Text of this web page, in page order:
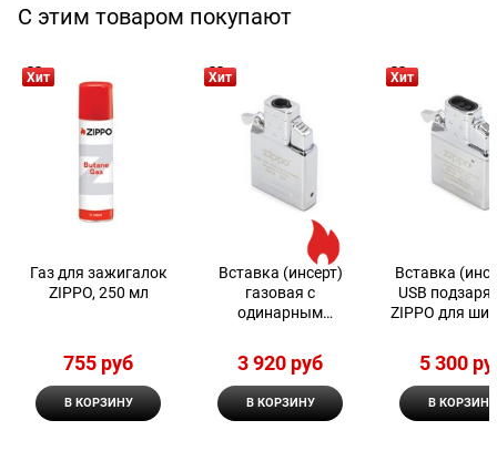
С этим товаром покупают
Хит
Газ для зажигалок
ZIPPO, 250 мл
755 руб
В КОРЗИНУ
Хит
Вставка (инсерт)
газовая с
одинарным
широкой зажигалки
Zippo
3 920 руб
В КОРЗИНУ
Хит
Вставка
USB
ZIPPO для
5 300
В КОРЗИНУ